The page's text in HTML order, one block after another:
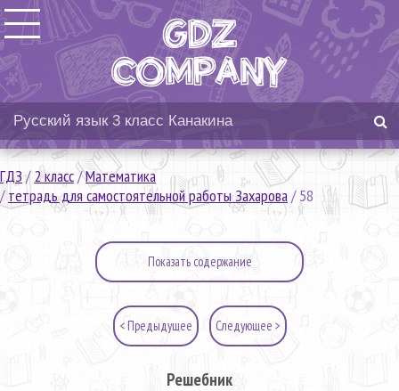
ГДЗ/2 класс/Математика
/тетрадь для самостоятельной работы Захарова/58
Показать содержание
< Предыдущее Следующее >
Решебник